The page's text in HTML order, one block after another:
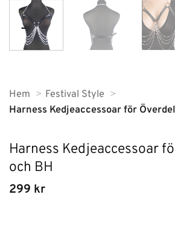
Hem
Festival Style
Harness Kedjeaccessoar för
Harness Kedjeaccessoar
och BH
299 kr